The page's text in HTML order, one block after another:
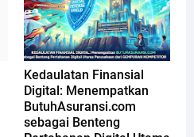
Kedaulatan Finansial
Digital: Menempatkan
ButuhAsuransi.com
sebagai Benteng